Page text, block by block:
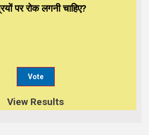
पर रोक लगनी चाहिए?
View Results